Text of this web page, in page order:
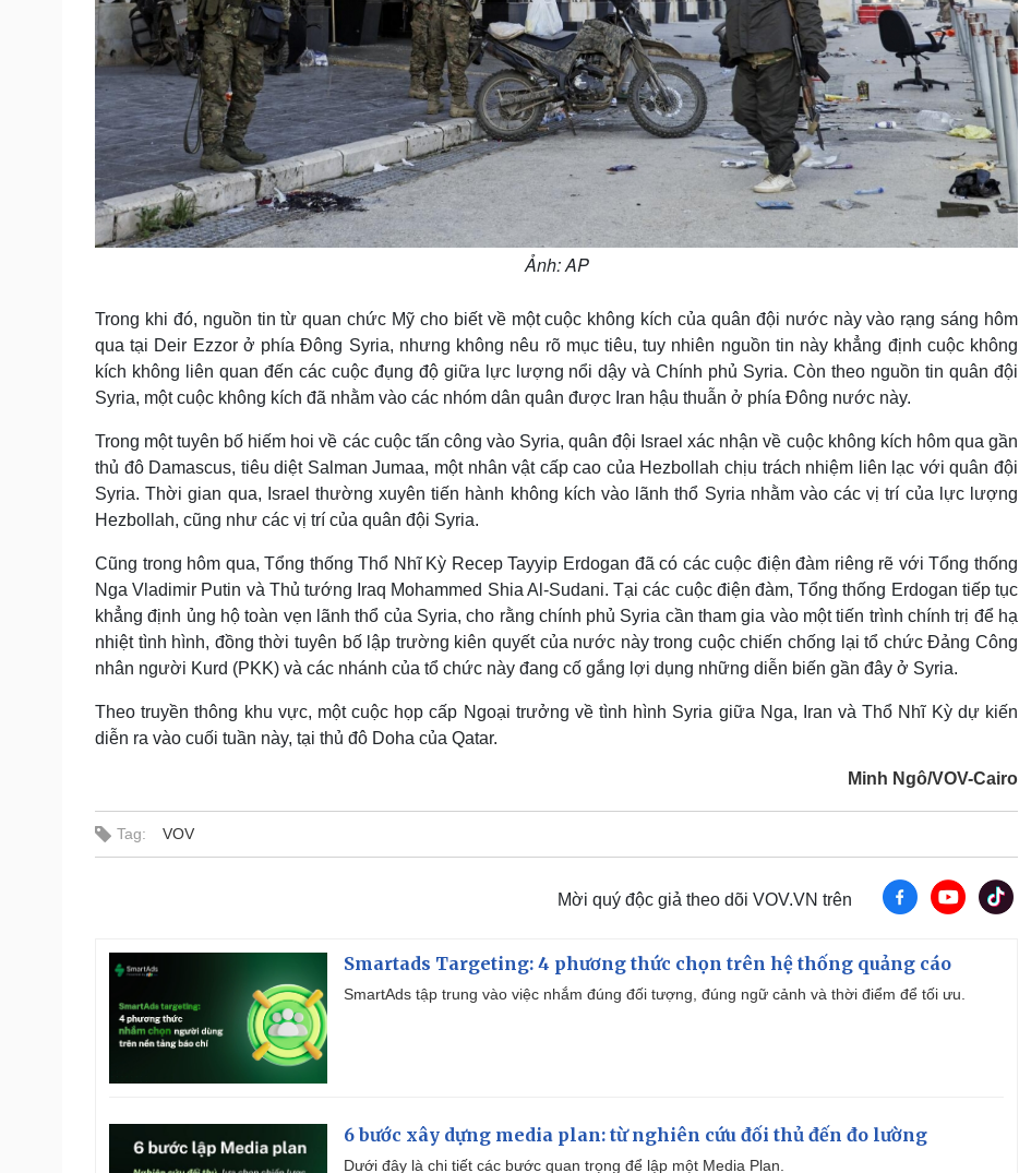
Ảnh: AP
Trong khi đó, nguồn tin từ quan chức Mỹ cho biết về một cuộc không kích của quân đội nước này vào rạng sáng hôm
qua tại Deir Ezzor ở phía Đông Syria, nhưng không nêu rõ mục tiêu, tuy nhiên nguồn tin này khẳng định cuộc không
kích không liên quan đến các cuộc đụng độ giữa lực lượng nổi dậy và Chính phủ Syria. Còn theo nguồn tin quân đội
Syria, một cuộc không kích đã nhằm vào các nhóm dân quân được Iran hậu thuẫn ở phía Đông nước này.
Trong một tuyên bố hiếm hoi về các cuộc tấn công vào Syria, quân đội Israel xác nhận về cuộc không kích hôm qua gần
thủ đô Damascus, tiêu diệt Salman Jumaa, một nhân vật cấp cao của Hezbollah chịu trách nhiệm liên lạc với quân đội
Syria. Thời gian qua, Israel thường xuyên tiến hành không kích vào lãnh thổ Syria nhằm vào các vị trí của lực lượng
Hezbollah, cũng như các vị trí của quân đội Syria.
Cũng trong hôm qua, Tổng thống Thổ Nhĩ Kỳ Recep Tayyip Erdogan đã có các cuộc điện đàm riêng rẽ với Tổng thống
Nga Vladimir Putin và Thủ tướng Iraq Mohammed Shia Al-Sudani. Tại các cuộc điện đàm, Tổng thống Erdogan tiếp tục
khẳng định ủng hộ toàn vẹn lãnh thổ của Syria, cho rằng chính phủ Syria cần tham gia vào một tiến trình chính trị để hạ
nhiệt tình hình, đồng thời tuyên bố lập trường kiên quyết của nước này trong cuộc chiến chống lại tổ chức Đảng Công
nhân người Kurd (PKK) và các nhánh của tổ chức này đang cố gắng lợi dụng những diễn biến gần đây ở Syria.
Theo truyền thông khu vực, một cuộc họp cấp Ngoại trưởng về tình hình Syria giữa Nga, Iran và Thổ Nhĩ Kỳ dự kiến
diễn ra vào cuối tuần này, tại thủ đô Doha của Qatar.
Minh Ngô/VOV-Cairo
Tag: VOV
Mời quý độc giả theo dõi VOV.VN trên
Smartads Targeting: 4 phương thức chọn trên hệ thống quảng cáo
SmartAds tập trung vào việc nhắm đúng đối tượng, đúng ngữ cảnh và thời điểm để tối ưu.
6 bước xây dựng media plan: từ nghiên cứu đối thủ đến đo lường
Dưới đây là chi tiết các bước quan trọng để lập một Media Plan.